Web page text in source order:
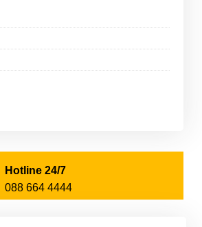
Hotline 24/7
088 664 4444